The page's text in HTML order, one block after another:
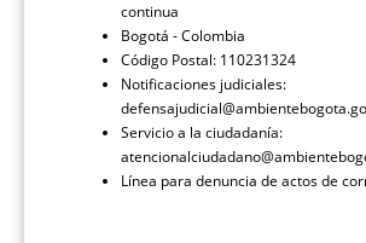
continua
Bogotá - Colombia
Código Postal: 110231324
Notificaciones judiciales:
Servicio a la ciudadanía:
Línea para denuncia de actos de